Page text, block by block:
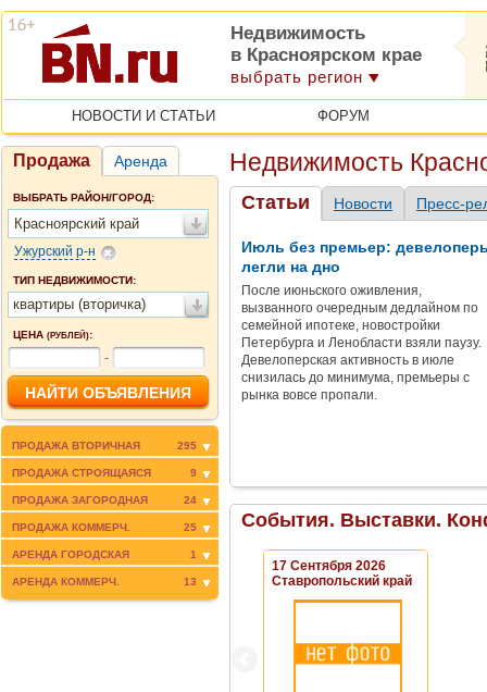
Недвижимость
в Красноярском крае
выбрать регион
НОВОСТИ И СТАТЬИ ФОРУМ
Продажа Аренда
ВЫБРАТЬ РАЙОН/ГОРОД:
Красноярский край
Ужурский р-н
ТИП НЕДВИЖИМОСТИ:
квартиры (вторичка)
ЦЕНА (РУБЛЕЙ):
-
ПРОДАЖА ВТОРИЧНАЯ 295
ПРОДАЖА СТРОЯЩАЯСЯ 9
ПРОДАЖА ЗАГОРОДНАЯ 24
ПРОДАЖА КОММЕРЧ. 25
АРЕНДА ГОРОДСКАЯ 1
АРЕНДА КОММЕРЧ. 13
Недвижимость
Статьи Новости Пресс-
Июль без премьер:
легли на дно
После июньского оживления,
вызванного очередным дедлайном по
семейной ипотеке, новостройки
Петербурга и Ленобласти взяли паузу.
Девелоперская активность в июле
снизилась до минимума, премьеры с
рынка вовсе пропали.
События. Выставки.
17 Сентября 2026
Ставропольский край